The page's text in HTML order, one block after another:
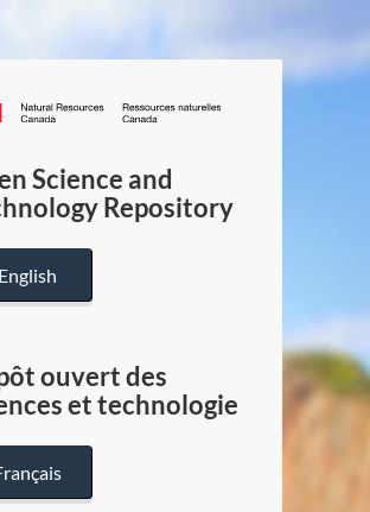
/
Canada
Science and
Repository
English
ouvert des
et technologie